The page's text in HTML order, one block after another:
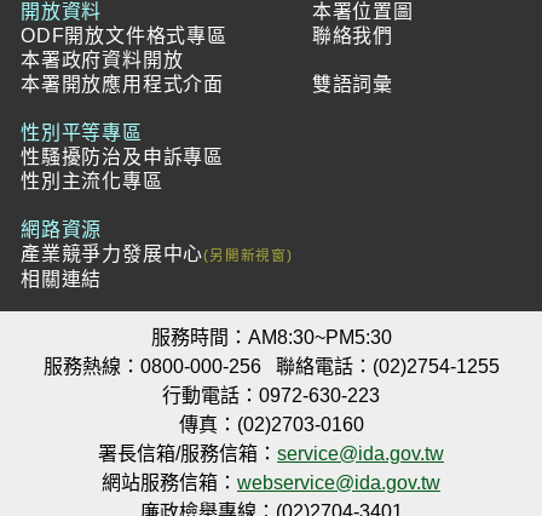
開放資料
ODF開放文件格式專區
本署政府資料開放
本署開放應用程式介面
性別平等專區
性騷擾防治及申訴專區
性別主流化專區
網路資源
產業競爭力發展中心
相關連結
本署位置圖
聯絡我們
雙語詞彙
服務時間：AM8:30~PM5:30
服務熱線：0800-000-256
聯絡電話：(02)2754-1255
行動電話：0972-630-223
傳真：(02)2703-0160
署長信箱/服務信箱： service@ida.gov.tw
網站服務信箱： webservice@ida.gov.tw
廉政檢舉專線：(02)2704-3401